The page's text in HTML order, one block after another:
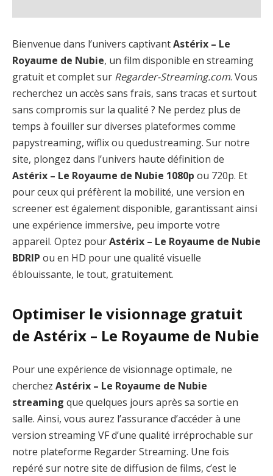
Bienvenue dans l’univers captivantAstérix – Le
Royaume de Nubie, un film disponible en streaming
gratuit et complet sur Regarder-Streaming.com. Vous
recherchez un accès sans frais, sans tracas et surtout
sans compromis sur la qualité ? Ne perdez plus de
temps à fouiller sur diverses plateformes comme
papystreaming, wiflix ou quedustreaming. Sur notre
site, plongez dans l’univers haute définition de
Astérix – Le Royaume de Nubie 1080p ou 720p. Et
pour ceux qui préfèrent la mobilité, une version en
screener est également disponible, garantissant ainsi
une expérience immersive, peu importe votre
appareil. Optez pourAstérix – Le Royaume de Nubie
BDRIP ou en HD pour une qualité visuelle
éblouissante, le tout, gratuitement.
Optimiser le visionnage gratuit
de Astérix – Le Royaume de Nubie
Pour une expérience de visionnage optimale, ne
cherchez Astérix – Le Royaume de Nubie
streaming que quelques jours après sa sortie en
salle. Ainsi, vous aurez l’assurance d’accéder à une
version streaming VF d’une qualité irréprochable sur
notre plateforme Regarder Streaming. Une fois
repéré sur notre site de diffusion de films, c’est le